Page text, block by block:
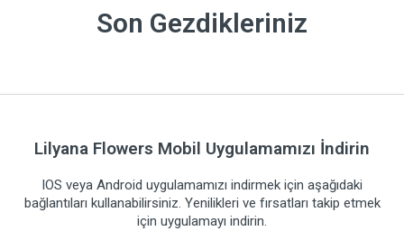
Son Gezdikleriniz
Lilyana Flowers Mobil Uygulamamızı İndirin
IOS veya Android uygulamamızı indirmek için aşağıdaki
bağlantıları kullanabilirsiniz. Yenilikleri ve fırsatları takip etmek
için uygulamayı indirin.